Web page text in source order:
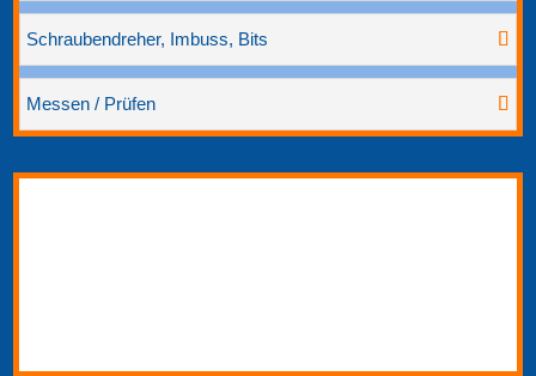
Schraubendreher, Imbuss, Bits
Messen / Prüfen